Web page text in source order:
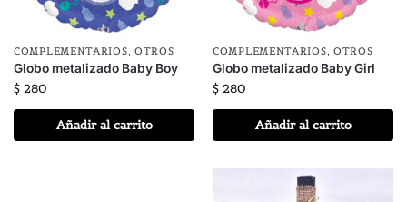
COMPLEMENTARIOS OTROS
Globo metalizado Baby Boy
$ 280
Añadir al carrito
COMPLEMENTARIOS OTROS
Globo metalizado Baby Girl
$ 280
Añadir al carrito